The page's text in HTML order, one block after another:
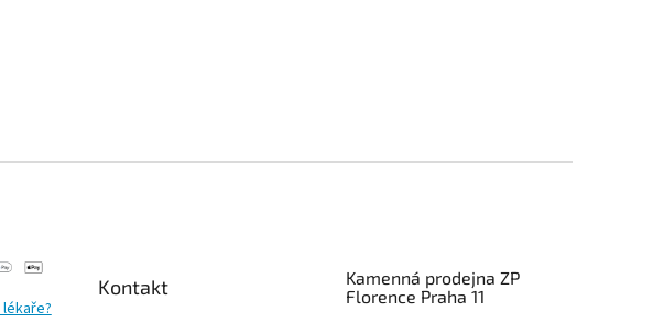
Kontakt
Kamenná prodejna ZP
Florence Praha 11